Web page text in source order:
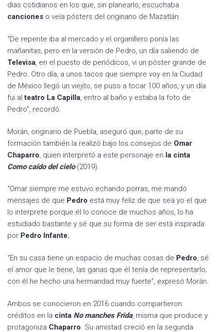
días cotidianos en los que, sin planearlo, escuchaba
canciones o veía pósters del originario de Mazatlán.
“De repente iba al mercado y el organillero ponía las
mañanitas, pero en la versión de Pedro, un día saliendo de
Televisa, en el puesto de periódicos, vi un póster grande de
Pedro. Otro día, a unos tacos que siempre voy en la Ciudad
de México llegó un viejito, se puso a tocar 100 años, y un día
fui alteatro La Capilla, entro al baño y estaba la foto de
Pedro”, recordó.
Morán, originario de Puebla, aseguró que, parte de su
formación también la realizó bajo los consejos de Omar
Chaparro , quien interpretó a este personaje en la cinta
Como caído del cielo(2019).
“Omar siempre me estuvo echando porras, me mandó
mensajes de que Pedro está muy feliz de que sea yo el que
lo interprete porque él lo conoce de muchos años, lo ha
estudiado bastante y sé que su forma de ser está inspirada
por Pedro Infante.
“En su casa tiene un espacio de muchas cosas de Pedro, sé
el amor que le tiene, las ganas que él tenía de representarlo;
con él he hecho una hermandad muy fuerte”, expresó Morán.
Ambos se conocieron en 2016 cuando compartieron
créditos en la cinta No manches Frida, misma que produce y
protagoniza Chaparro. Su amistad creció en la segunda